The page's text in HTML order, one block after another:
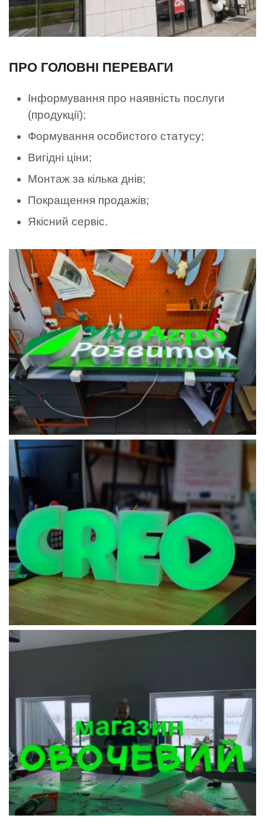
ПРО ГОЛОВНІ ПЕРЕВАГИ
Інформування про наявність послуги
(продукції);
Формування особистого статусу;
Вигідні ціни;
Монтаж за кілька днів;
Покращення продажів;
Якісний сервіс.